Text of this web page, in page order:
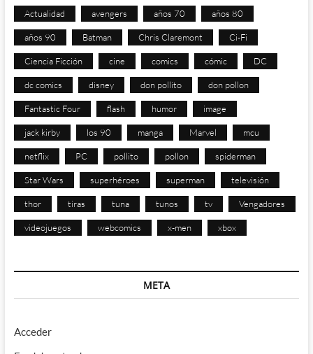
Actualidad avengers años 70 años 80
años 90 Batman Chris Claremont Ci-Fi
Ciencia Ficción cine comics cómic DC
dc comics disney don pollito don pollon
Fantastic Four flash humor image
jack kirby los 90 manga Marvel mcu
netflix PC pollito pollon spiderman
Star Wars superhéroes superman televisión
thor tiras tuna tunos tv Vengadores
videojuegos webcomics x-men xbox
META
Acceder